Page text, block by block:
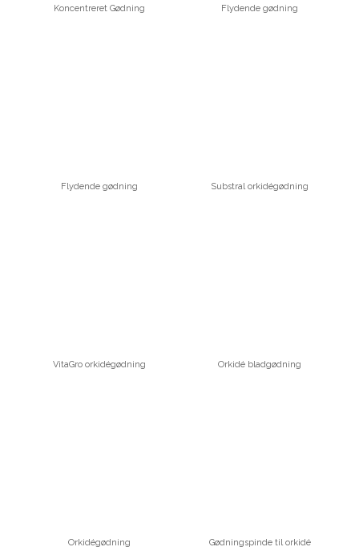
Koncentreret Gødning Flydende gødning
Flydende gødning Substral orkidégødning
VitaGro orkidégødning Orkidé bladgødning
Orkidégødning Gødningspinde til orkidé